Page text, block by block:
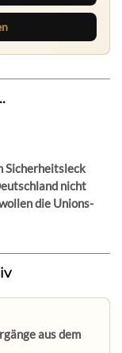
Sicherheitsleck
nicht
die Unions-
aus dem